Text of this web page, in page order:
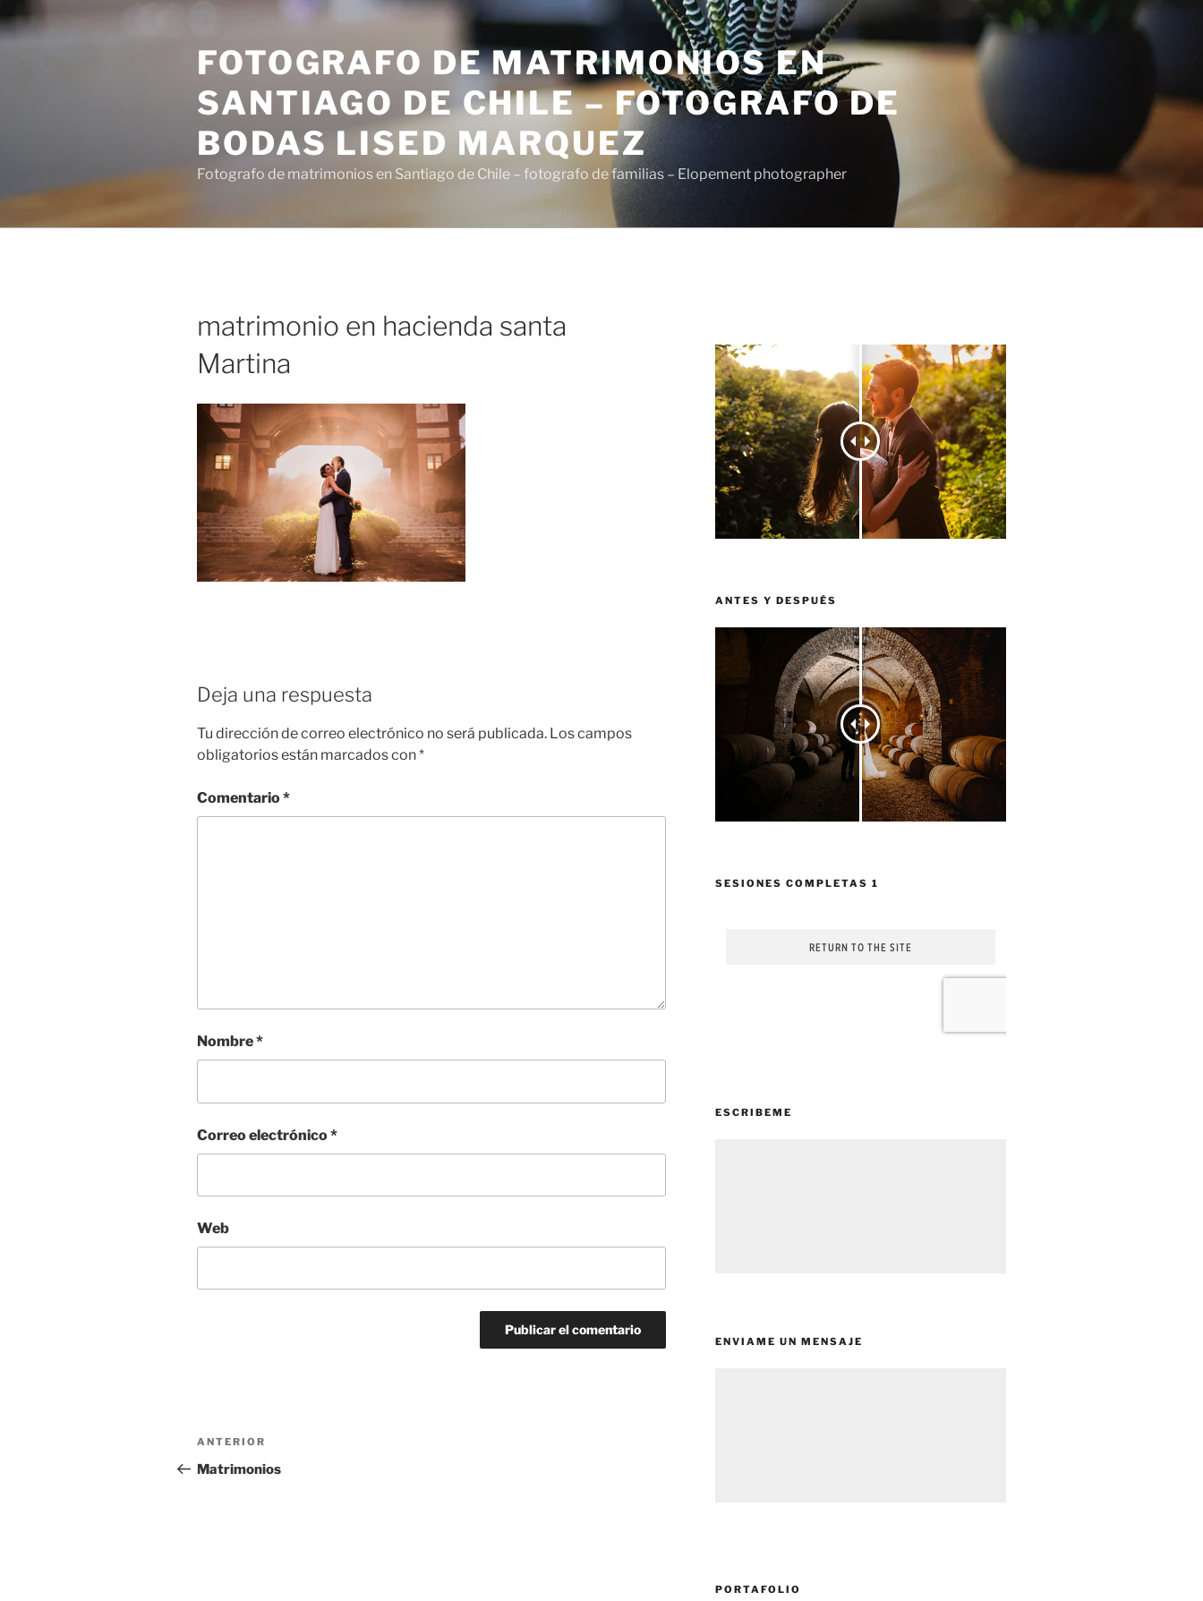
al
FOTOGRAFO DE MATRIMONIOS EN
SANTIAGO DE CHILE – FOTOGRAFO DE
BODAS LISED MARQUEZ
Fotografo de matrimonios en Santiago de Chile – fotografo de familias – Elopement photographer
matrimonio en hacienda santa
Martina
Deja una respuesta
Tu dirección de correo electrónico no será publicada. Los campos
obligatorios están marcados con*
Comentario*
Nombre*
Correo electrónico*
Web
Navegación
de
Entrada
anterior:
ANTERIOR
Matrimonios
ANTES Y DESPUÉS
SESIONES COMPLETAS 1
ESCRIBEME
ENVIAME UN MENSAJE
PORTAFOLIO